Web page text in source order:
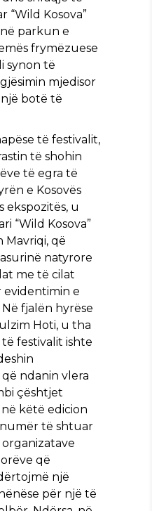
Kosova”
parkun e
frymëzuese
synon të
mjedisor
botë të
të festivalit,
të shohin
të egra të
e Kosovës
ekspozitës, u
“Wild Kosova”
Mavriqi, që
natyrore
me të cilat
e
fjalën hyrëse
Hoti, u tha
festivalit ishte
ndanin vlera
çështjet
këtë edicion
të shtuar
që
një
për një të